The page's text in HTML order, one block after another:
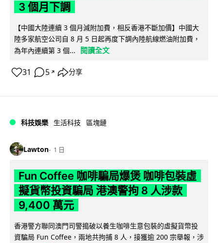
3 個月下調
【中國大陸連續 3 個月減附加費，相反香港不斷加價】中國大
陸多家航空公司自 8 月 5 日起再度下調內陸航線燃油附加費，
為年內連續第 3 個...
閱讀全文
31 5 ↗ 分享
科技娛樂 生活科技 區塊鏈
Lawton 1 日
Fun Coffee 咖啡騙局爆煲 咖啡包裝虛
擬貨幣投資騙局 港澳警拘 8 人涉款
9,400 萬元
香港警方聯同澳門司警搗破以養生咖啡生意包裝的虛擬貨幣投
資騙局 Fun Coffee，兩地共拘捕 8 人，接獲逾 200 宗舉報，涉